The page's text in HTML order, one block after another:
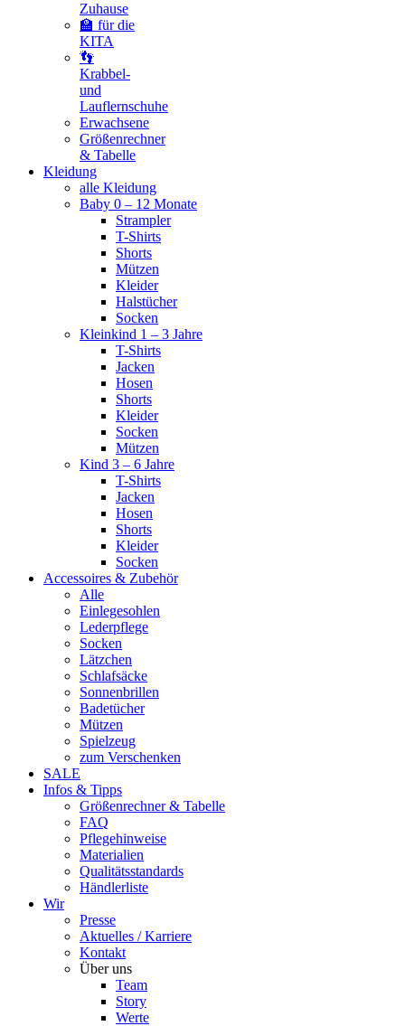
Zuhause
🏫 für die
KITA
👣
Krabbel-
und
Lauflernschuhe
Erwachsene
Größenrechner
& Tabelle
Kleidung
alle Kleidung
Baby 0 – 12 Monate
Strampler
T-Shirts
Shorts
Mützen
Kleider
Halstücher
Socken
Kleinkind 1 – 3 Jahre
T-Shirts
Jacken
Hosen
Shorts
Kleider
Socken
Mützen
Kind 3 – 6 Jahre
T-Shirts
Jacken
Hosen
Shorts
Kleider
Socken
Accessoires & Zubehör
Alle
Einlegesohlen
Lederpflege
Socken
Lätzchen
Schlafsäcke
Sonnenbrillen
Badetücher
Mützen
Spielzeug
zum Verschenken
SALE
Infos & Tipps
Größenrechner & Tabelle
FAQ
Pflegehinweise
Materialien
Qualitätsstandards
Händlerliste
Wir
Presse
Aktuelles / Karriere
Kontakt
Über uns
Team
Story
Werte